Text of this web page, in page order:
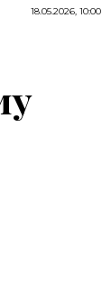
18.05.2026, 10:00